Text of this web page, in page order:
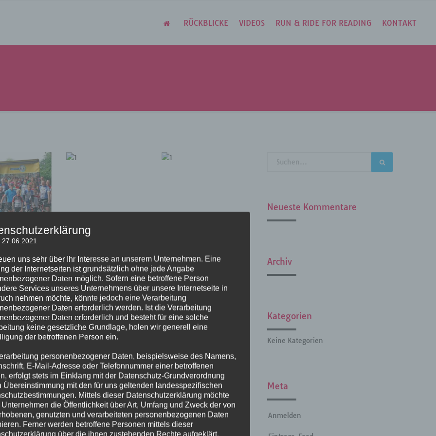
RÜCKBLICKE VIDEOS RUN & RIDE FOR READING KONTAKT
0
Neueste Kommentare
Archiv
Kategorien
Keine Kategorien
Meta
Anmelden
uns sehr über Ihr Interesse an unserem Unternehmen. Eine
der Internetseiten ist grundsätzlich ohne jede Angabe
Daten möglich. Sofern eine betroffene Person
Services unseres Unternehmens über unsere Internetseite in
nehmen möchte, könnte jedoch eine Verarbeitung
Daten erforderlich werden. Ist die Verarbeitung
Daten erforderlich und besteht für eine solche
keine gesetzliche Grundlage, holen wir generell eine
der betroffenen Person ein.
personenbezogener Daten, beispielsweise des Namens,
E-Mail-Adresse oder Telefonnummer einer betroffenen
erfolgt stets im Einklang mit der Datenschutz-Grundverordnung
Übereinstimmung mit den für uns geltenden landesspezifischen
Mittels dieser Datenschutzerklärung möchte
Unternehmen die Öffentlichkeit über Art, Umfang und Zweck der von
genutzten und verarbeiteten personenbezogenen Daten
Ferner werden betroffene Personen mittels dieser
über die ihnen zustehenden Rechte aufgeklärt.